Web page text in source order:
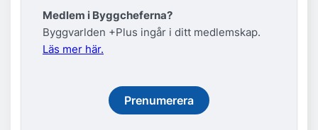
Medlem i Byggcheferna?
Byggvarlden +Plus ingår i ditt medlemskap.
Läs mer här.
Prenumerera